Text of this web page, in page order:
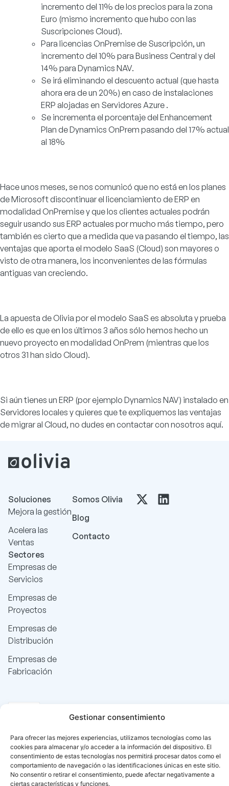
Gestionar consentimiento
Para ofrecer las mejores experiencias, utilizamos tecnologías como las
cookies para almacenar y/o acceder a la información del dispositivo. El
consentimiento de estas tecnologías nos permitirá procesar datos como el
comportamiento de navegación o las identificaciones únicas en este sitio.
No consentir o retirar el consentimiento, puede afectar negativamente a
ciertas características y funciones.
incremento del 11% de los precios para la zona
Euro (mismo incremento que hubo con las
Suscripciones Cloud).
Para licencias OnPremise de Suscripción, un
incremento del 10% para Business Central y del
14% para Dynamics NAV.
Se irá eliminando el descuento actual (que hasta
ahora era de un 20%) en caso de instalaciones
ERP alojadas en Servidores Azure .
Se incrementa el porcentaje del Enhancement
Plan de Dynamics OnPrem pasando del 17% actual
al 18%
Hace unos meses, se nos comunicó que no está en los planes
de Microsoft discontinuar el licenciamiento de ERP en
modalidad OnPremise y que los clientes actuales podrán
seguir usando sus ERP actuales por mucho más tiempo, pero
también es cierto que a medida que va pasando el tiempo, las
ventajas que aporta el modelo SaaS (Cloud) son mayores o
visto de otra manera, los inconvenientes de las fórmulas
antiguas van creciendo.
La apuesta de Olivia por el modelo SaaS es absoluta y prueba
de ello es que en los últimos 3 años sólo hemos hecho un
nuevo proyecto en modalidad OnPrem (mientras que los
otros 31 han sido Cloud).
Si aún tienes un ERP (por ejemplo Dynamics NAV) instalado en
Servidores locales y quieres que te expliquemos las ventajas
de migrar al Cloud, no dudes en contactar con nosotros aquí.
Soluciones
Mejora la gestión
Acelera las
Ventas
Sectores
Empresas de
Servicios
Empresas de
Proyectos
Empresas de
Distribución
Empresas de
Fabricación
Somos Olivia
Blog
Contacto